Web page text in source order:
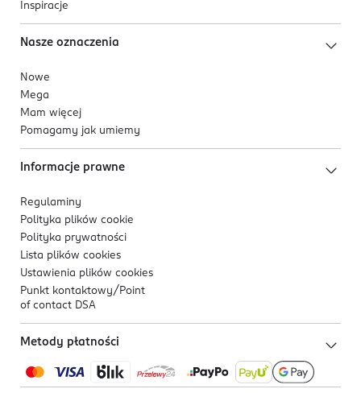
Inspiracje
Nasze oznaczenia
Nowe
Mega
Mam więcej
Pomagamy jak umiemy
Informacje prawne
Regulaminy
Polityka plików cookie
Polityka prywatności
Lista plików cookies
Ustawienia plików cookies
Punkt kontaktowy/ Point
of contact DSA
Metody płatności